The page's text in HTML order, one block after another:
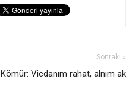
Sonraki »
Kömür: Vicdanım rahat, alnım ak